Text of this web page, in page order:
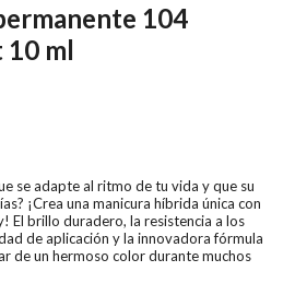
104
10 ml
se adapte al ritmo de tu vida y que su
¡Crea una manicura híbrida única con
El brillo duradero, la resistencia a los
de aplicación y la innovadora fórmula
de un hermoso color durante muchos